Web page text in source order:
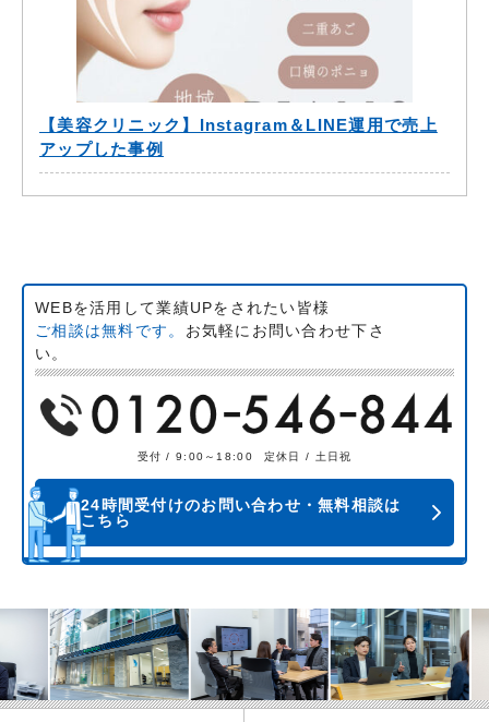
【美容クリニック】Instagram＆LINE運用で売上
アップした事例
WEBを活用して業績UPをされたい皆様
ご相談は無料です。 お気軽にお問い合わせ下さ
い。
受付 / 9:00～18:00 定休日 / 土日祝
24時間受付けのお問い合わせ・無料相談は
こちら